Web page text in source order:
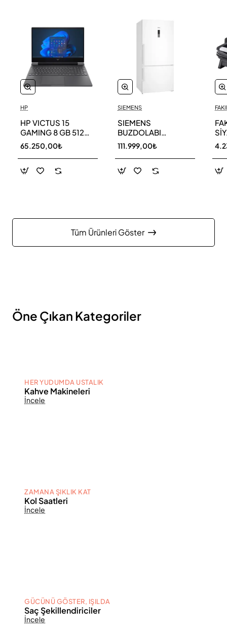
HP
HP VICTUS 15
GAMING 8 GB 512
GB SSD LAPTOP
FA0011NT 80D33EA
65.250,00₺
SIEMENS
SIEMENS
BUZDOLABI
KG86NCWE0N
111.999,00₺
Tüm Ürünleri Göster
Öne Çıkan Kategoriler
HER YUDUMDA USTALIK
Kahve Makineleri
İncele
ZAMANA ŞIKLIK KAT
Kol Saatleri
İncele
GÜCÜNÜ GÖSTER, IŞILDA
Saç Şekillendiriciler
İncele